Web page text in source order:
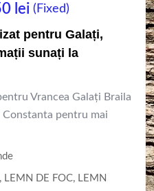
lei (Fixed)
pentru Galați,
sunați la
Vrancea Galați Braila
Constanta pentru mai
, LEMN DE FOC, LEMN